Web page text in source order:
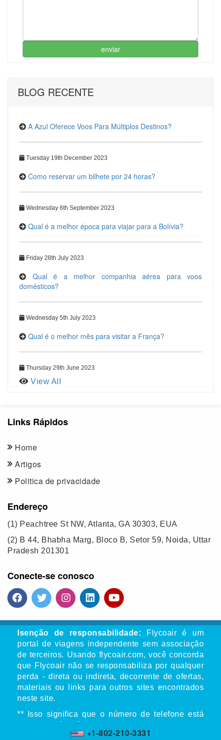
+1-802-210-3331
enviar
BLOG RECENTE
A Azul Oferece Voos Para Múltiplos Destinos?
Tuesday 19th December 2023
Como reservar um bilhete por 24 horas?
Wednesday 6th September 2023
Qual é a melhor época para viajar para a Bolívia?
Friday 28th July 2023
Qual é a melhor companhia aérea para voos
domésticos?
Wednesday 5th July 2023
Qual é o melhor mês para visitar a França?
Thursday 29th June 2023
View All
Links Rápidos
Home
Artigos
Politica de privacidade
Endereço
(1) Peachtree St NW, Atlanta, GA 30303, EUA
(2) B 44, Bhabha Marg, Bloco B, Setor 59, Noida, Uttar
Pradesh 201301
Conecte-se conosco
Isenção de responsabilidade: Flycoair é um
portal de viagens independente sem associação
de terceiros. Usando flycoair.com, você concorda
que Flycoair não se responsabiliza por qualquer
perda - direta ou indireta, decorrente de ofertas,
materiais ou links para outros sites encontrados
neste site.
** Isso significa que o número de telefone está
qualquer outra organização